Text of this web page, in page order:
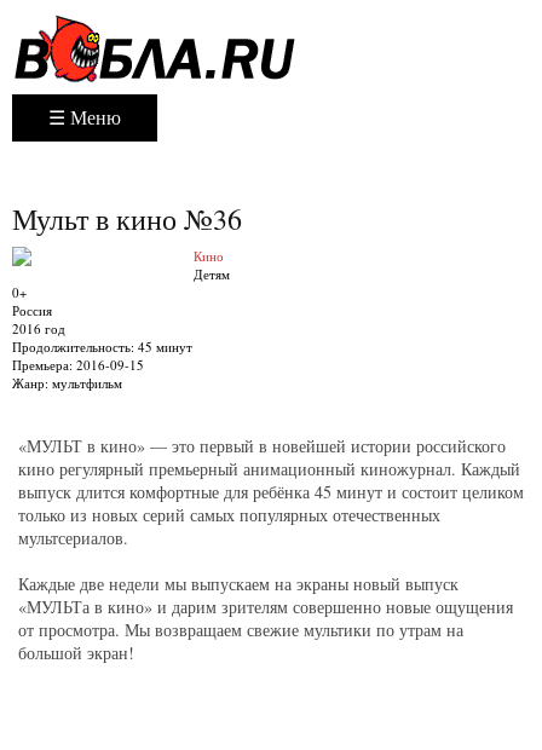
☰ Меню
Мульт в кино №36
Кино
Детям
0+
Россия
2016 год
Продолжительность: 45 минут
Премьера: 2016-09-15
Жанр: мультфильм
«МУЛЬТ в кино» — это первый в новейшей истории российского
кино регулярный премьерный анимационный киножурнал. Каждый
выпуск длится комфортные для ребёнка 45 минут и состоит целиком
только из новых серий самых популярных отечественных
мультсериалов.
Каждые две недели мы выпускаем на экраны новый выпуск
«МУЛЬТа в кино» и дарим зрителям совершенно новые ощущения
от просмотра. Мы возвращаем свежие мультики по утрам на
большой экран!